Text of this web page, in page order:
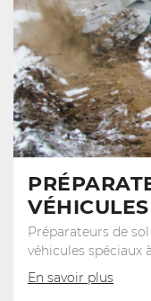
Préparateurs de
véhicules spéciaux
En savoir plus